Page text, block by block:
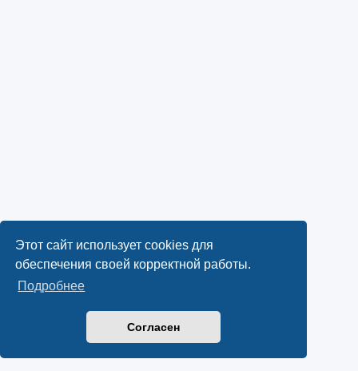
Этот сайт использует cookies для
обеспечения своей корректной работы.
Подробнее
Согласен